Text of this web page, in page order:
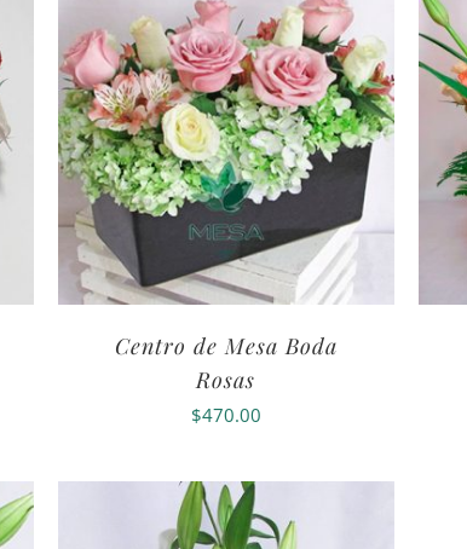
Centro de Mesa Boda
Rosas
$470.00